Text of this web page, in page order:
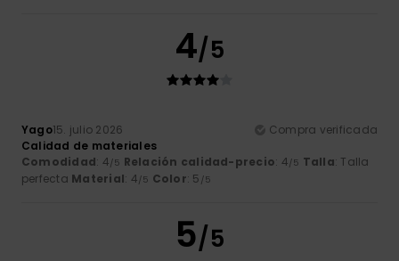
4/5
Yago15. julio 2026
Compra verificada
Calidad de materiales
Comodidad: 4/5 Relación calidad-precio: 4/5 Talla: Talla
perfecta Material: 4/5 Color: 5 /5
5/5